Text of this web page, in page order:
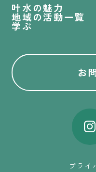
叶水の魅力
地域の活動一覧
学ぶ
お
プライ